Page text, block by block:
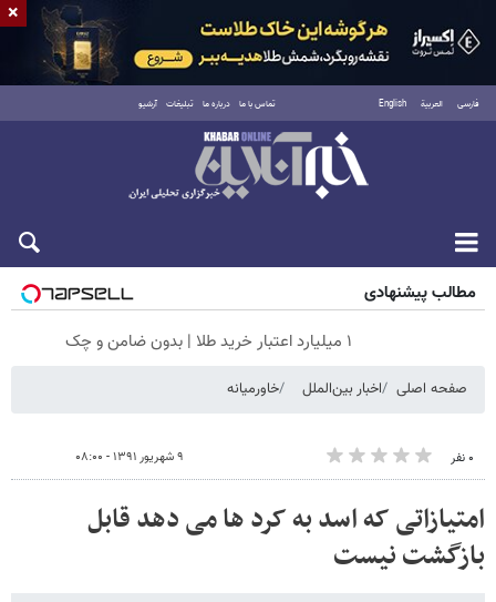
فارسی العربية English تماس با ما درباره ما تبلیغات آرشیو
جمعه ۱۶ مرداد ۱۴۰۵
مطالب پیشنهادی
۱ میلیارد اعتبار خرید طلا | بدون ضامن و چک
صفحه اصلی اخبار بین‌الملل خاورمیانه
۰ نفر ۹ شهریور ۱۳۹۱ - ۰۸:۰۰
امتیازاتی که اسد به کرد ها می دهد قابل
بازگشت نیست
×